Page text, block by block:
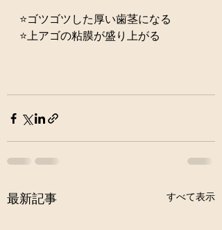
⭐️ゴツゴツした厚い歯茎になる
⭐️上アゴの粘膜が盛り上がる
最新記事 すべて表示